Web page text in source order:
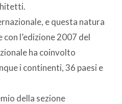
e questa natura
l’edizione 2007 del
ha coinvolto
i continenti, 36 paesi e
della sezione